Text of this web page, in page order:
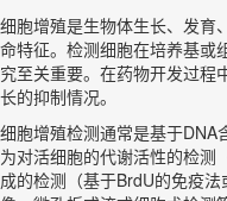
细胞增殖是生物体生长、发育
命特征。检测细胞在培养基或
究至关重要。在药物开发过程
长的抑制情况。
细胞增殖检测通常是基于DNA
为对活细胞的代谢活性的检测
成的检测（基于BrdU的免疫